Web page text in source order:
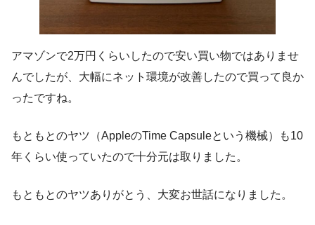
アマゾンで2万円くらいしたので安い買い物ではありませ
んでしたが、大幅にネット環境が改善したので買って良か
ったですね。
もともとのヤツ（AppleのTime Capsuleという機械）も10
年くらい使っていたので十分元は取りました。
もともとのヤツありがとう、大変お世話になりました。